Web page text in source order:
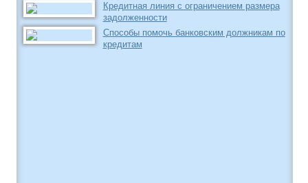
Кредитная линия с ограничением размера
задолженности
Способы помочь банковским должникам по
кредитам